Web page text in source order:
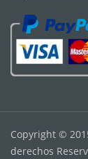
Copyright ©
derechos